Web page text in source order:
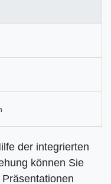
der integrierten
können Sie